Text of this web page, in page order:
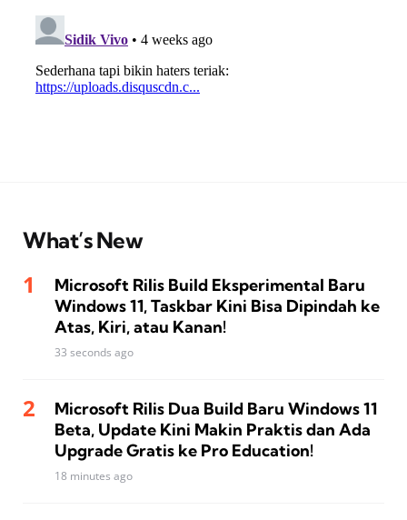
What’s New
Microsoft Rilis Build Eksperimental Baru
Windows 11, Taskbar Kini Bisa Dipindah ke
Atas, Kiri, atau Kanan!
33 seconds ago
Microsoft Rilis Dua Build Baru Windows 11
Beta, Update Kini Makin Praktis dan Ada
Upgrade Gratis ke Pro Education!
18 minutes ago